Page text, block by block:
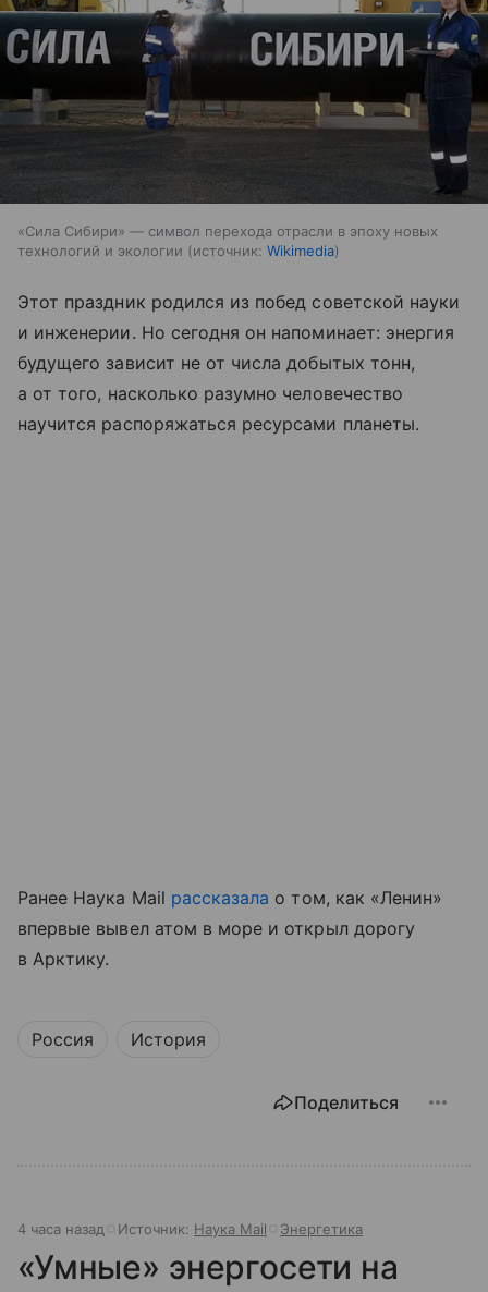
«Сила Сибири» — символ перехода отрасли в эпоху новых
технологий и экологии
источник: Wikimedia
Этот праздник родился из побед советской науки
и инженерии. Но сегодня он напоминает: энергия
будущего зависит не от числа добытых тонн,
а от того, насколько разумно человечество
научится распоряжаться ресурсами планеты.
Ранее Наука Mail рассказала о том, как «Ленин»
впервые вывел атом в море и открыл дорогу
в Арктику.
Россия История
Поделиться
4 часа назад Источник: Наука Mail Энергетика
«Умные» энергосети на